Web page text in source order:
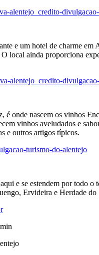
e um hotel de charme
local ainda proporciona
é onde nascem os vinhos
vinhos aveludados e
e outros artigos típicos.
e se estendem por
Ervideira e Herdade